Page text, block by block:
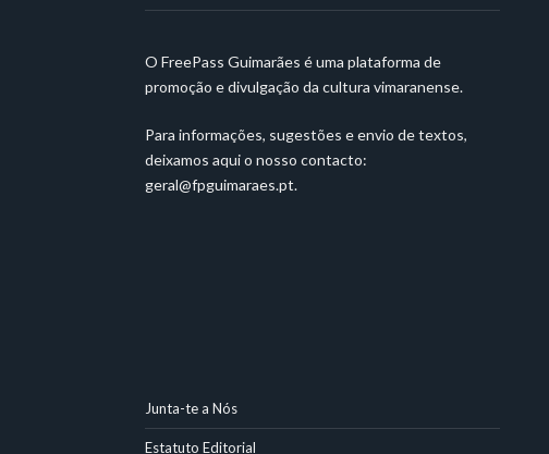
O FreePass Guimarães é uma plataforma de
promoção e divulgação da cultura vimaranense.
Para informações, sugestões e envio de textos,
deixamos aqui o nosso contacto:
geral@fpguimaraes.pt.
Junta-te a Nós
Estatuto Editorial